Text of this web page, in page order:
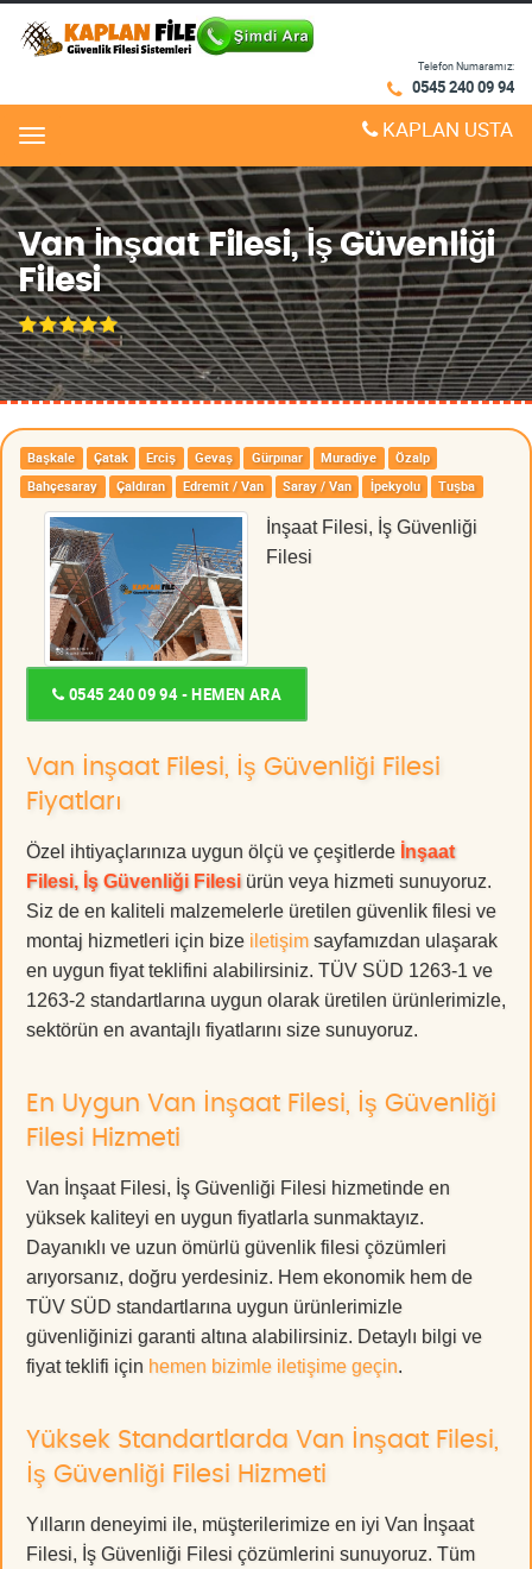
Telefon Numaramız:
0545 240 09 94
Menu KAPLAN USTA
Van İnşaat Filesi, İş Güvenliği
Filesi
Başkale Çatak Erciş Gevaş Gürpınar Muradiye
Özalp
Bahçesaray
Çaldıran Edremit / Van Saray / Van İpekyolu Tuşba
İnşaat Filesi, İş Güvenliği
Filesi
0545 240 09 94 - HEMEN ARA
Van İnşaat Filesi, İş Güvenliği Filesi
Fiyatları
Özel ihtiyaçlarınıza uygun ölçü ve çeşitlerde İnşaat
Filesi, İş Güvenliği Filesi ürün veya hizmeti sunuyoruz.
Siz de en kaliteli malzemelerle üretilen güvenlik filesi ve
montaj hizmetleri için bize iletişim sayfamızdan ulaşarak
en uygun fiyat teklifini alabilirsiniz. TÜV SÜD 1263-1 ve
1263-2 standartlarına uygun olarak üretilen ürünlerimizle,
sektörün en avantajlı fiyatlarını size sunuyoruz.
En Uygun Van İnşaat Filesi, İş Güvenliği
Filesi Hizmeti
Van İnşaat Filesi, İş Güvenliği Filesi hizmetinde en
yüksek kaliteyi en uygun fiyatlarla sunmaktayız.
Dayanıklı ve uzun ömürlü güvenlik filesi çözümleri
arıyorsanız, doğru yerdesiniz. Hem ekonomik hem de
TÜV SÜD standartlarına uygun ürünlerimizle
güvenliğinizi garanti altına alabilirsiniz. Detaylı bilgi ve
fiyat teklifi için hemen bizimle iletişime geçin.
Yüksek Standartlarda Van İnşaat Filesi,
İş Güvenliği Filesi Hizmeti
Yılların deneyimi ile, müşterilerimize en iyi Van İnşaat
Filesi, İş Güvenliği Filesi çözümlerini sunuyoruz. Tüm